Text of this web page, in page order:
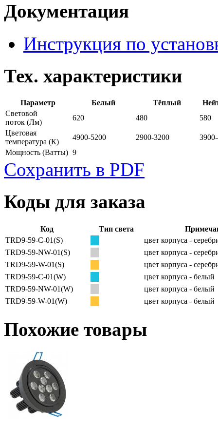
Документация
Инструкция по
Тех. характеристики
Параметр Белый Тёплый
Световой
поток (Лм)
620 480
580
Цветовая
температура (К)
4900-5200 2900-3200
Мощность (Ватты) 9
Сохранить в PDF
Коды для заказа
Код Тип света
TRD9-59-C-01(S)
цвет корпуса -
TRD9-59-NW-01(S)
цвет корпуса -
TRD9-59-W-01(S)
цвет корпуса -
TRD9-59-C-01(W)
цвет корпуса - белый
TRD9-59-NW-01(W)
цвет корпуса - белый
TRD9-59-W-01(W)
цвет корпуса - белый
Похожие товары